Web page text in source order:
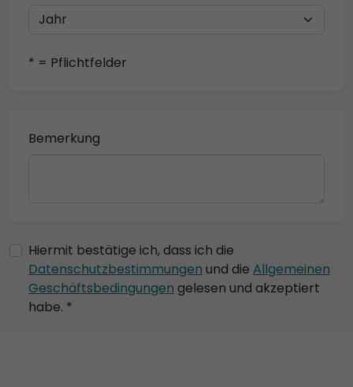
* = Pflichtfelder
Bemerkung
Hiermit bestätige ich, dass ich die
Datenschutzbestimmungen und die Allgemeinen
Geschäftsbedingungen gelesen und akzeptiert
habe. *